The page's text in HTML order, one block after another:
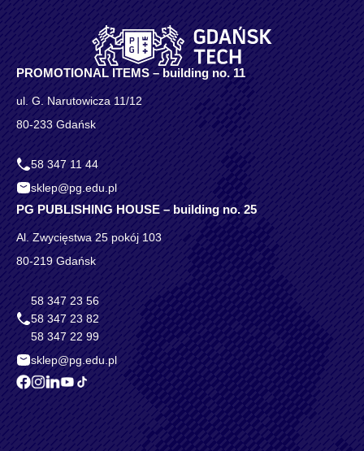
PROMOTIONAL ITEMS – building no. 11
ul. G. Narutowicza 11/12
80-233 Gdańsk
58 347 11 44
sklep@pg.edu.pl
PG PUBLISHING HOUSE – building no. 25
Al. Zwycięstwa 25 pokój 103
80-219 Gdańsk
58 347 23 56
58 347 23 82
58 347 22 99
sklep@pg.edu.pl